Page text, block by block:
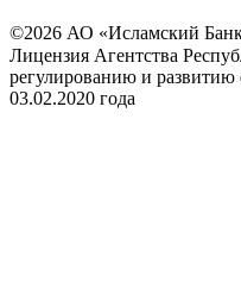
©2026 АО «Исламский
Лицензия Агентства
регулированию и
03.02.2020 года